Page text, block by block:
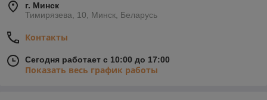
г. Минск
Тимирязева, 10, Минск, Беларусь
Контакты
Сегодня работает с 10:00 до 17:00
Показать весь график работы